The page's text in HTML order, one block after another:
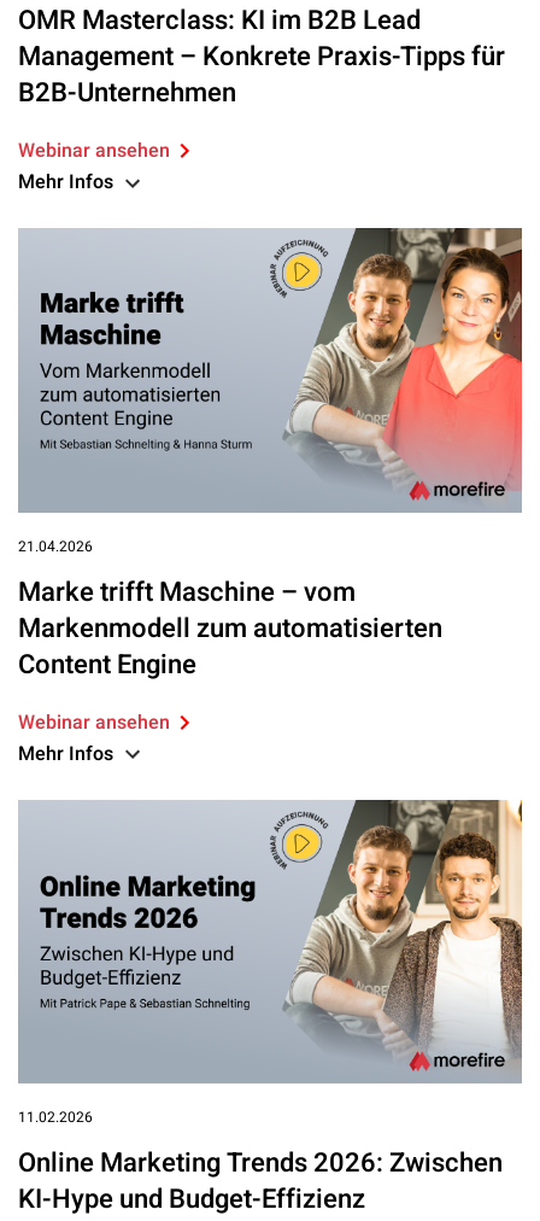
OMR Masterclass: KI im B2B Lead
Management – Konkrete Praxis-Tipps für
B2B-Unternehmen
Webinar ansehen
Mehr Infos
21.04.2026
Marke trifft Maschine – vom
Markenmodell zum automatisierten
Content Engine
Webinar ansehen
Mehr Infos
11.02.2026
Online Marketing Trends 2026: Zwischen
KI-Hype und Budget-Effizienz